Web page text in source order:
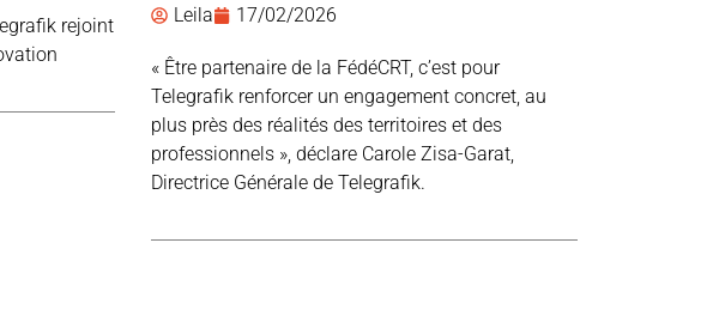
rejoint
Leila 17/02/2026
« Être partenaire de la FédéCRT, c’est pour
Telegrafik renforcer un engagement concret, au
plus près des réalités des territoires et des
professionnels », déclare Carole Zisa-Garat,
Directrice Générale de Telegrafik.